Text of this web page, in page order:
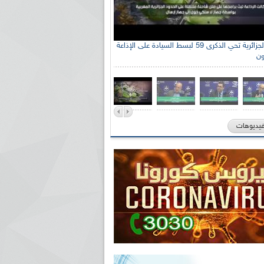
الإذاعة الجزائرية تحي الذكرى 59 لبسط السيادة على الإذاعة